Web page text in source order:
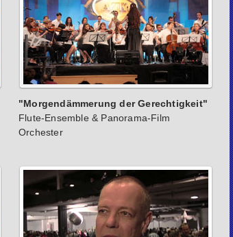
"Morgendämmerung der Gerechtigkeit"
Flute-Ensemble & Panorama-Film
Orchester